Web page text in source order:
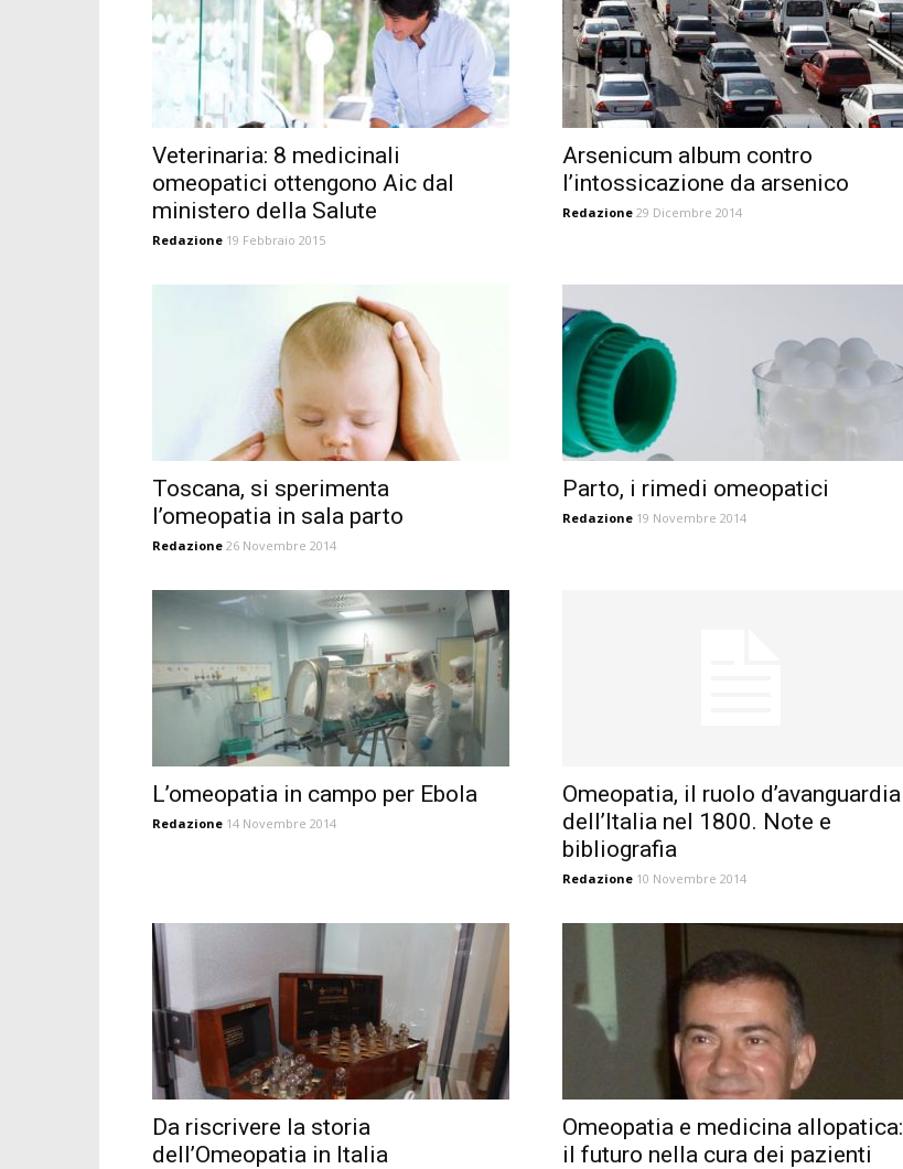
Veterinaria: 8 medicinali
omeopatici ottengono Aic dal
ministero della Salute
Redazione 19 Febbraio 2015
Arsenicum album contro
l’intossicazione da arsenico
Redazione 29 Dicembre 2014
Toscana, si sperimenta
l’omeopatia in sala parto
Redazione 26 Novembre 2014
Parto, i rimedi omeopatici
Redazione 19 Novembre 2014
L’omeopatia in campo per Ebola
Redazione 14 Novembre 2014
Omeopatia, il ruolo d’avanguardia
dell’Italia nel 1800. Note e
bibliografia
Redazione 10 Novembre 2014
Da riscrivere la storia
dell’Omeopatia in Italia
Omeopatia e medicina allopatica:
il futuro nella cura dei pazienti